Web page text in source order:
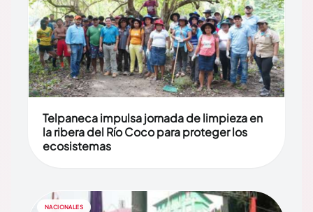
Telpaneca impulsa jornada de limpieza en
la ribera del Río Coco para proteger los
ecosistemas
NACIONALES